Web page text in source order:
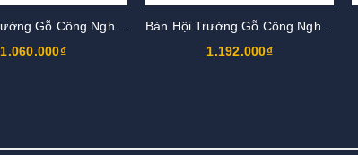
1.060.000₫
1.192.000₫